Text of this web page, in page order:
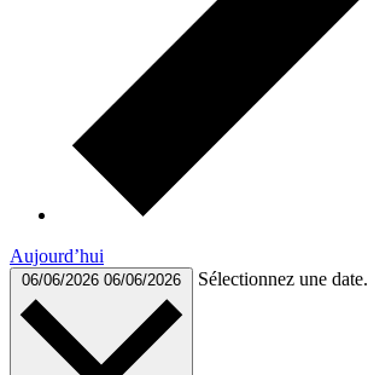
Aujourd’hui
06/06/2026 06/06/2026 Sélectionnez une date.